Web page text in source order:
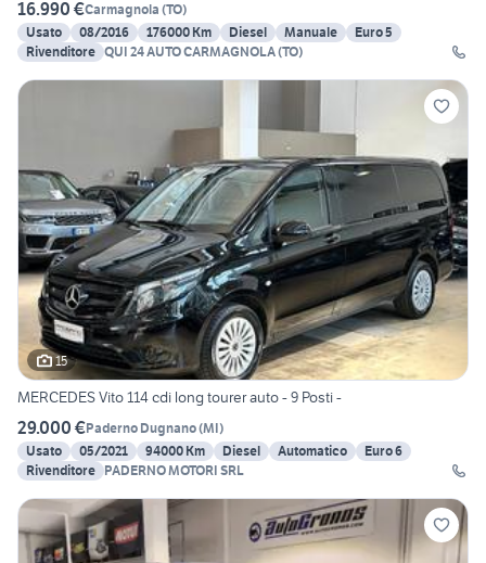
16.990 €Carmagnola (TO)
Usato
08/2016 176000 Km Diesel Manuale
Euro 5
Rivenditore QUI 24 AUTO CARMAGNOLA (TO)
15
MERCEDES Vito 114 cdi long tourer auto - 9 Posti -
29.000 €Paderno Dugnano(MI)
Usato
05/2021 94000 Km Diesel Automatico
Euro 6
Rivenditore PADERNO MOTORI SRL